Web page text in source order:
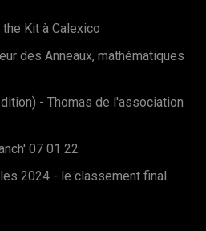
Kit à Calexico
des Anneaux, mathématiques
- Thomas de l'association
07 01 22
2024 - le classement final